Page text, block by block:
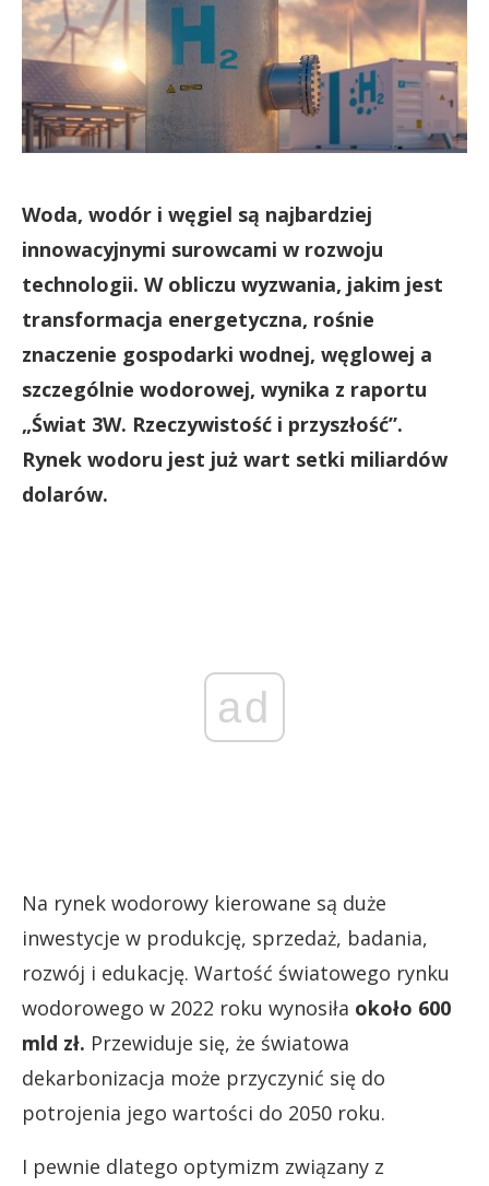
Woda, wodór i węgiel są najbardziej
innowacyjnymi surowcami w rozwoju
technologii. W obliczu wyzwania, jakim jest
transformacja energetyczna, rośnie
znaczenie gospodarki wodnej, węglowej a
szczególnie wodorowej, wynika z raportu
„Świat 3W. Rzeczywistość i przyszłość”.
Rynek wodoru jest już wart setki miliardów
dolarów.
ad
Na rynek wodorowy kierowane są duże
inwestycje w produkcję, sprzedaż, badania,
rozwój i edukację. Wartość światowego rynku
wodorowego w 2022 roku wynosiła około 600
mld zł. Przewiduje się, że światowa
dekarbonizacja może przyczynić się do
potrojenia jego wartości do 2050 roku.
I pewnie dlatego optymizm związany z